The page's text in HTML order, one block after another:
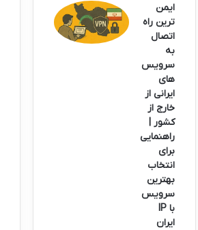
ایمن
ترین راه
اتصال
به
سرویس
های
ایرانی از
خارج از
کشور |
راهنمایی
برای
انتخاب
بهترین
سرویس
با IP
ایران